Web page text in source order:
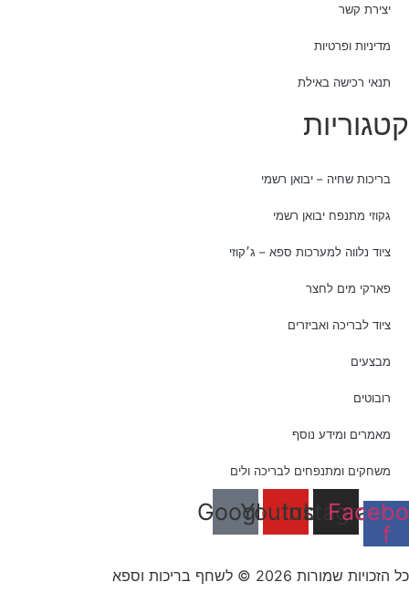
יצירת קשר
מדיניות ופרטיות
תנאי רכישה באילת
קטגוריות
בריכות שחיה – יבואן רשמי
גקוזי מתנפח יבואן רשמי
ציוד נלווה למערכות ספא – ג׳קוזי
פארקי מים לחצר
ציוד לבריכה ואביזרים
מבצעים
רובוטים
מאמרים ומידע נוסף
משחקים ומתנפחים לבריכה ולים
f
Instagram
Youtube
Google
כל הזכויות שמורות 2026 © לשחף בריכות וספא